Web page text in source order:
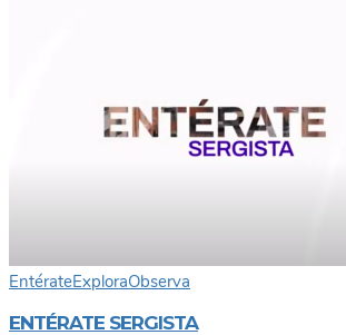
EntérateExploraObserva
ENTÉRATE SERGISTA